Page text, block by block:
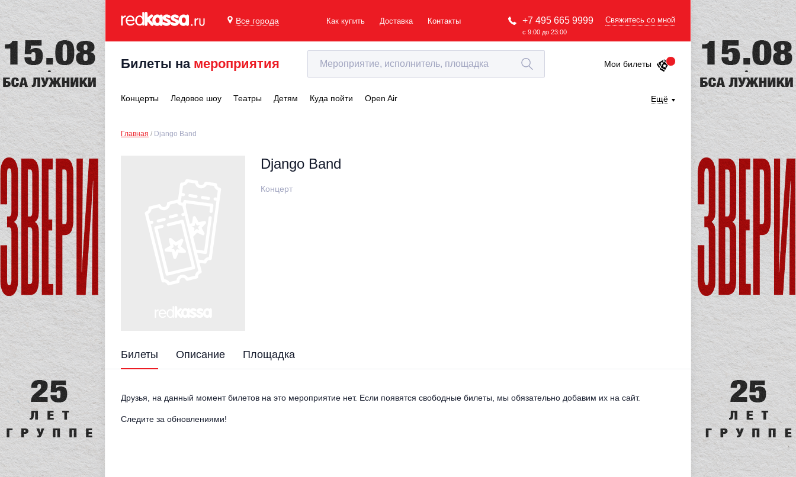
Все города Как купить Доставка Контакты +7 495 665 9999
с 9:00 до 23:00
Свяжитесь со мной
Билеты на мероприятия Мои билеты
Концерты Ледовое шоу Театры Детям Куда пойти Open Air Ещё
Главная Django Band
Django Band
Концерт
Билеты Описание Площадка
Друзья, на данный момент билетов на это мероприятие нет. Если появятся свободные билеты, мы обязательно добавим их на сайт.
Следите за обновлениями!